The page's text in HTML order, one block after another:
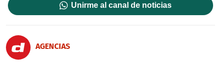
Unirme al canal de noticias
AGENCIAS